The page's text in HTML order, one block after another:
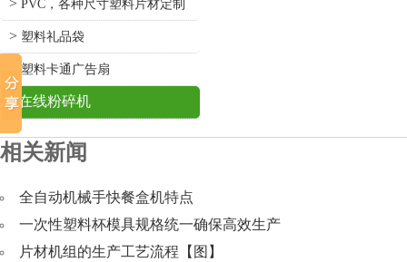
> PVC，各种尺寸塑料片材定制
> 塑料礼品袋
塑料卡通广告扇
•在线粉碎机
相关新闻
全自动机械手快餐盒机特点
一次性塑料杯模具规格统一确保高效生产
片材机组的生产工艺流程【图】